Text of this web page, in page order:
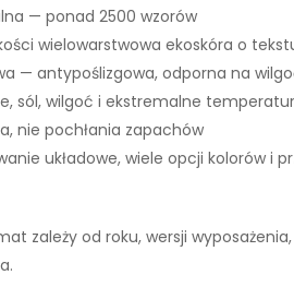
— ponad 2500 wzorów
wielowarstwowa ekoskóra o
— antypoślizgowa, odporna na
sól, wilgoć i ekstremalne
nie pochłania zapachów
układowe, wiele opcji kolorów i
zależy od roku, wersji